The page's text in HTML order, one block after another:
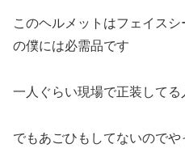
このヘルメットはフェイス
の僕には必需品です
一人ぐらい現場で正装して
でもあごひもしてないので